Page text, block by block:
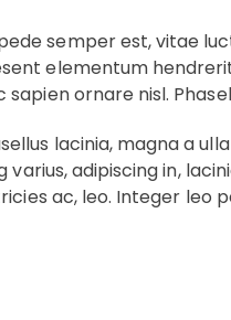
semper est, vitae
elementum
ornare nisl.
lacinia, magna a
varius, adipiscing in,
ac, leo. Integer leo